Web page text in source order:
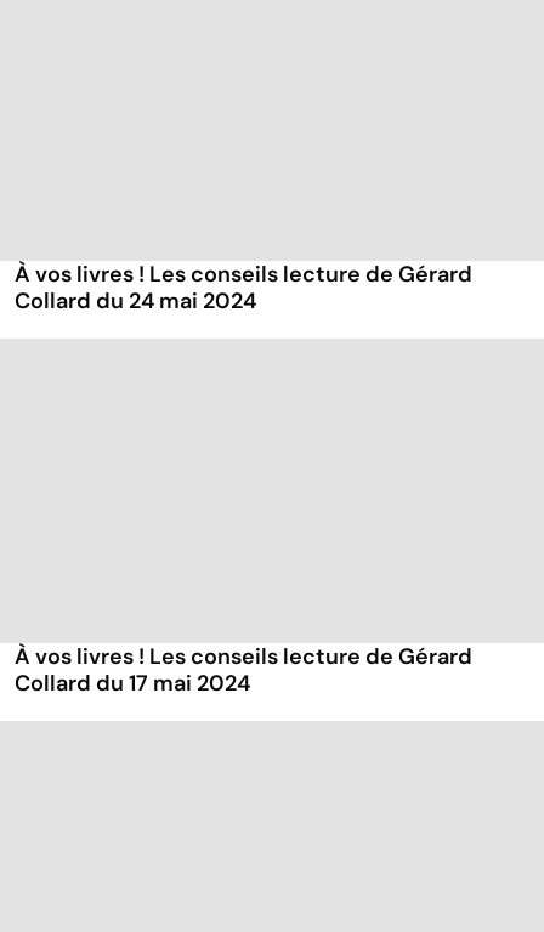
À vos livres ! Les conseils lecture de Gérard
Collard du 24 mai 2024
À vos livres ! Les conseils lecture de Gérard
Collard du 17 mai 2024